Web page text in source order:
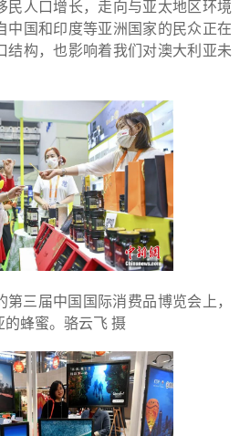
民人口增长，走向与亚太地区环境
中国和印度等亚洲国家的民众正在
结构，也影响着我们对澳大利亚未
三届中国国际消费品博览会上，
蜂蜜。骆云飞 摄